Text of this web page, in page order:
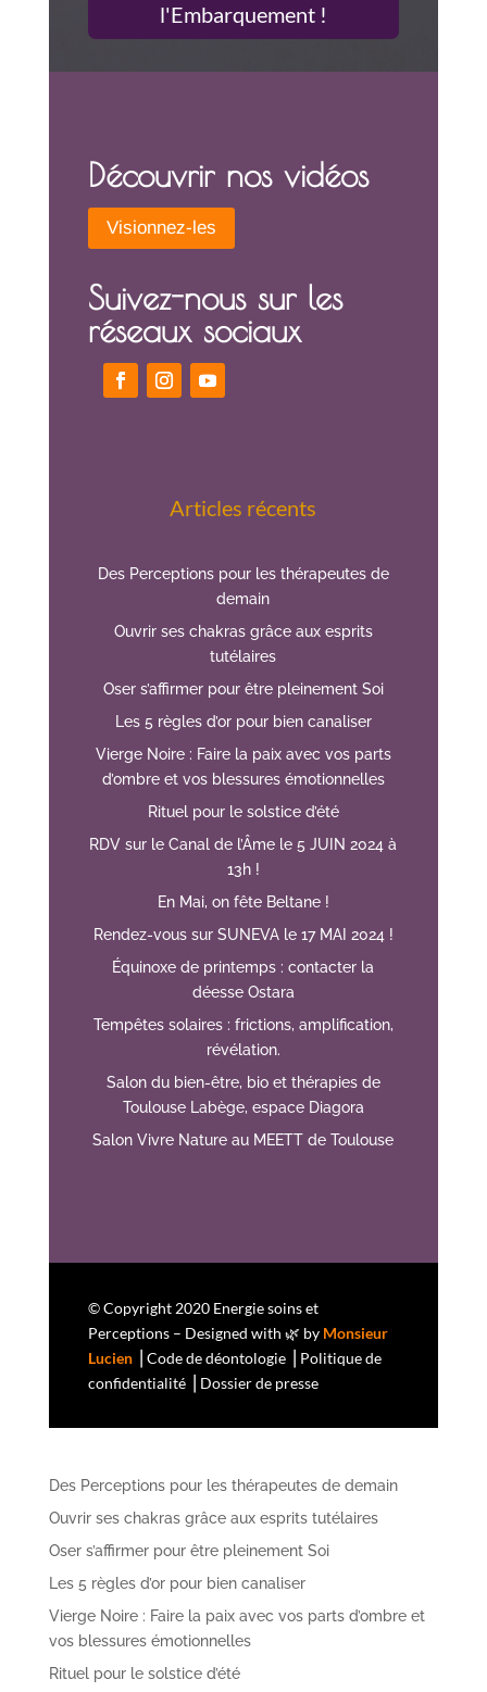
l'Embarquement !
Découvrir nos vidéos
Visionnez-les
Suivez-nous sur les
réseaux sociaux
Articles récents
Des Perceptions pour les thérapeutes de
demain
Ouvrir ses chakras grâce aux esprits
tutélaires
Oser s’affirmer pour être pleinement Soi
Les 5 règles d’or pour bien canaliser
Vierge Noire : Faire la paix avec vos parts
d’ombre et vos blessures émotionnelles
Rituel pour le solstice d’été
RDV sur le Canal de l’Âme le 5 JUIN 2024 à
13h !
En Mai, on fête Beltane !
Rendez-vous sur SUNEVA le 17 MAI 2024 !
Équinoxe de printemps : contacter la
déesse Ostara
Tempêtes solaires : frictions, amplification,
révélation.
Salon du bien-être, bio et thérapies de
Toulouse Labège, espace Diagora
Salon Vivre Nature au MEETT de Toulouse
© Copyright 2020 Energie soins et
Perceptions – Designed with 🌿 by Monsieur
Lucien⎟ Code de déontologie⎟ Politique de
confidentialité⎟ Dossier de presse
Des Perceptions pour les thérapeutes de demain
Ouvrir ses chakras grâce aux esprits tutélaires
Oser s’affirmer pour être pleinement Soi
Les 5 règles d’or pour bien canaliser
Vierge Noire : Faire la paix avec vos parts d’ombre et
vos blessures émotionnelles
Rituel pour le solstice d’été